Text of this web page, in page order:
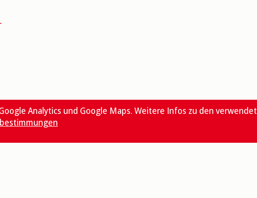
Analytics und Google Maps. Weitere Infos zu den